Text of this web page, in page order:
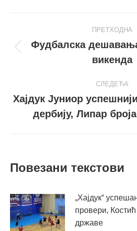
navigation
ПРЕТХОДНА
пост
Фудбалска
викенда
СЛЕДЕЋА
пост
Хајдук Јуниор
дербију, Липар
Повезани текстови
„Хајдук“
провери,
државе